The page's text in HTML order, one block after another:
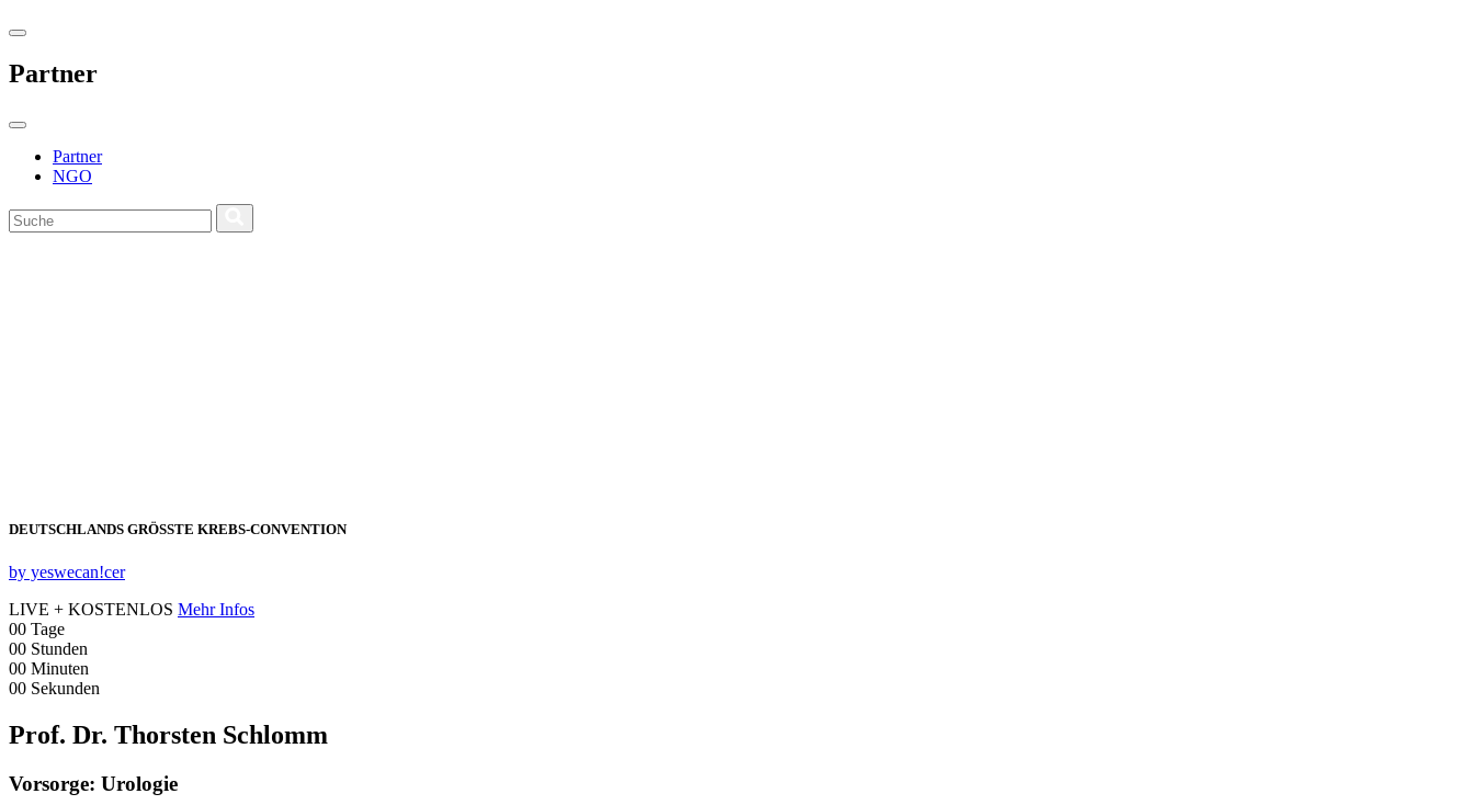
Partner
Partner
NGO
DEUTSCHLANDS GRÖSSTE KREBS‑CONVENTION
by yeswecan!cer
LIVE + KOSTENLOS Mehr Infos
00 Tage
00 Stunden
00 Minuten
00 Sekunden
Prof. Dr. Thorsten Schlomm
Vorsorge: Urologie